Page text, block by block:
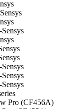
Pro (CF456A)